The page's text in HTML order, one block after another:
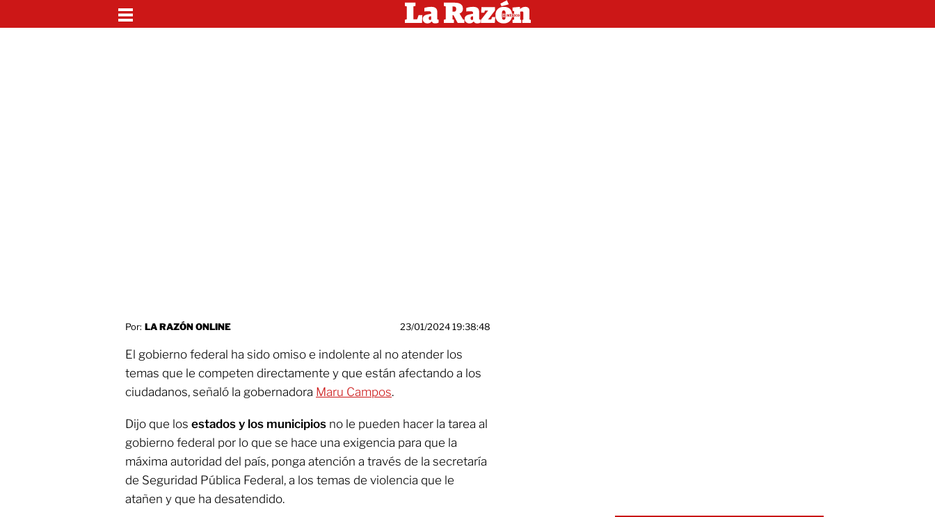
Por: LA RAZÓN ONLINE 23/01/2024 19:38:48
El gobierno federal ha sido omiso e indolente al no atender los
temas que le competen directamente y que están afectando a los
ciudadanos, señaló la gobernadora Maru Campos.
Dijo que los estados y los municipios no le pueden hacer la tarea al
gobierno federal por lo que se hace una exigencia para que la
máxima autoridad del país, ponga atención a través de la secretaría
de Seguridad Pública Federal, a los temas de violencia que le
atañen y que ha desatendido.